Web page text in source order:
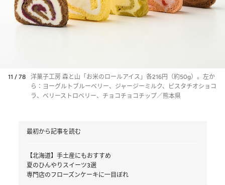
11 / 78
洋菓子工房 森と山「お米のロールアイス」各216円（約50g）。左か
ら：ヨーグルトブルーベリー、ジャージーミルク、ピスタチオショコ
ラ、ベリーストロベリー、チョコチョコチップ／熊本県
最初から記事を読む
【北海道】手土産にもおすすめ
夏のひんやりスイーツ3選
専門店のフローズンケーキに一目ぼれ